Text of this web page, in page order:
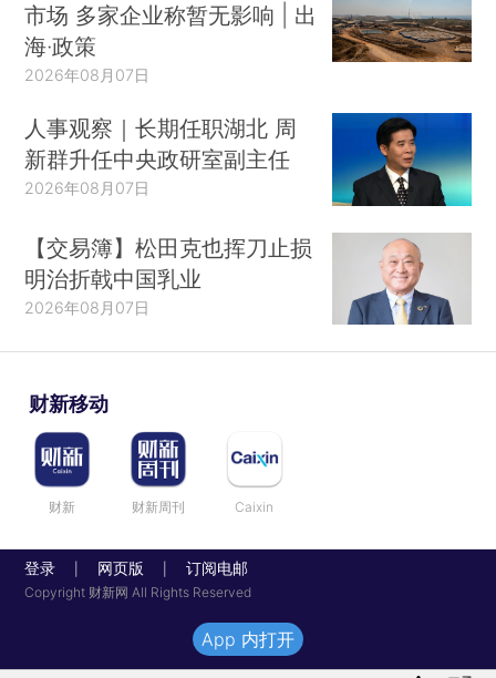
市场 多家企业称暂无影响 | 出
海·政策
2026年08月07日
人事观察｜长期任职湖北 周
新群升任中央政研室副主任
2026年08月07日
【交易簿】松田克也挥刀止损
明治折戟中国乳业
2026年08月07日
财新移动
财新 财新周刊 Caixin
登录 网页版 订阅电邮
Copyright 财新网 All Rights Reserved
App 内打开